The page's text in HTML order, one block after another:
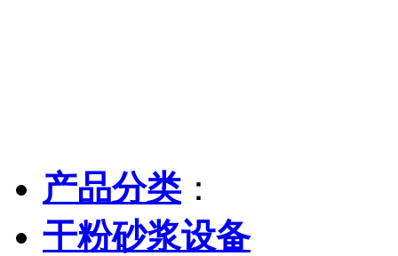
产品分类：
干粉砂浆设备